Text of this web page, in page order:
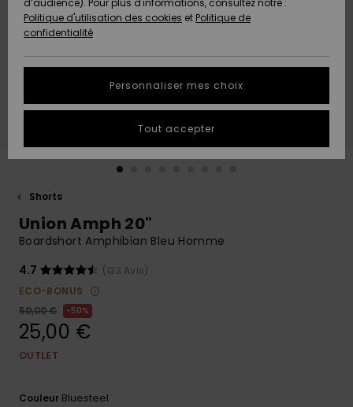
A
Découvrir
A
Découvrir
Communauté
Protection
des
tailles
conversation
plus rapide
à votre
Démarrer
MAGASINS
QUIKSILVER
Shorts
Union Amph 20"
Boardshort Amphibian Bleu Homme
4.7
(133 Avis)
ECO-BONUS
50,00 €
50%
25,00 €
OUTLET
Couleur Bluesteel
d’audience). Pour plus d'informations, consultez notre :
Politique d'utilisation des cookies et Politique de
confidentialité
Personnaliser mes choix
Tout accepter